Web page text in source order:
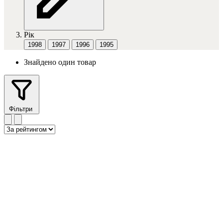
Рік
1998 1997 1996 1995
Знайдено один товар
Фільтри